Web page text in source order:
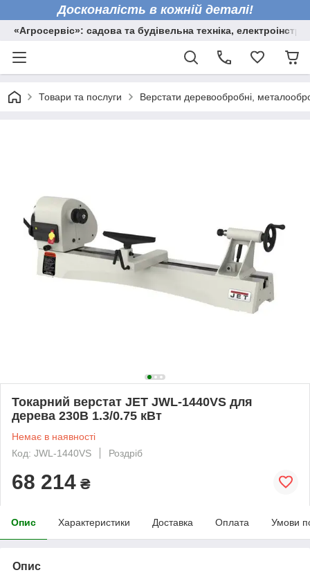
Досконалість в кожній деталі!
«Агросервіс»: садова та будівельна техніка,
Товари та послуги Верстати деревообробні,
Токарний верстат JET JWL-1440VS для
дерева 230В 1.3/0.75 кВт
Немає в наявності
Код: JWL-1440VS
Роздріб
68 214 ₴
Опис Характеристики Доставка Оплата Умови
Опис